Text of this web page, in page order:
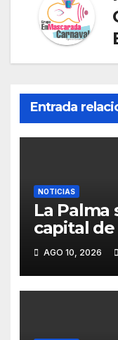
Entrada
NOTICIAS
La Palma
capital
décima
Fest
AGO 10, 2026